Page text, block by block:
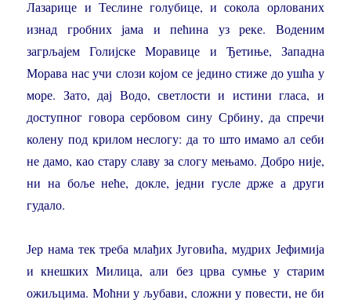
Лазарице и Теслине голубице, и сокола орлованих
изнад гробних јама и пећина уз реке. Воденим
загрљајем Голијске Моравице и Ђетиње, Западна
Морава нас учи слози којом се једино стиже до ушћа у
море. Зато, дај Водо, светлости и истини гласа, и
доступног говора сербовом сину Србину, да спречи
колену под крилом неслогу: да то што имамо ал себи
не дамо, као стару славу за слогу мењамо. Добро није,
ни на боље неће, докле, једни гусле држе а други
гудало.
Јер нама тек треба млађих Југовића, мудрих Јефимија
и кнешких Милица, али без црва сумње у старим
ожиљцима. Моћни у љубави, сложни у повести, не би